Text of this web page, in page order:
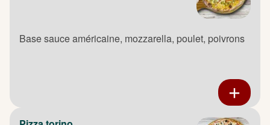
Base sauce américaine, mozzarella, poulet, poivrons